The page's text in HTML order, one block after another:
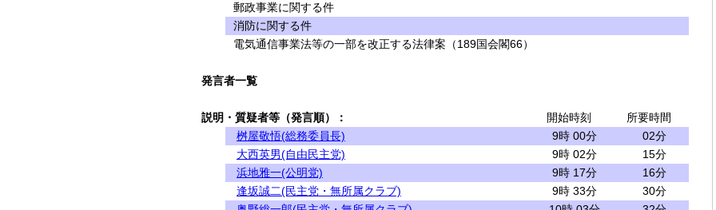
郵政事業に関する件
消防に関する件
電気通信事業法等の一部を改正する法律案（189国会閣66）
発言者一覧
説明・質疑者等（発言順）： 開始時刻
所要時間
桝屋敬悟(総務委員長)
9時 00分
02分
大西英男(自由民主党)
9時 02分
15分
浜地雅一(公明党)
9時 17分
16分
逢坂誠二(民主党・無所属クラブ)
9時 33分
30分